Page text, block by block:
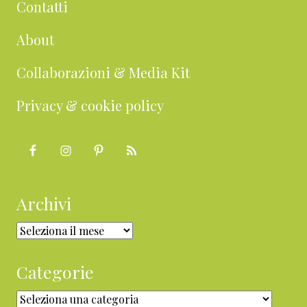
Contatti
About
Collaborazioni & Media Kit
Privacy & cookie policy
Archivi
Archivi
Categorie
Categorie